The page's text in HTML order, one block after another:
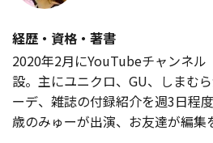
経歴・資格・著書
2020年2月にYouTubeチャンネ
設。主にユニクロ、GU、しまむ
ーデ、雑誌の付録紹介を週3日程
歳のみゅーが出演、お友達が編集